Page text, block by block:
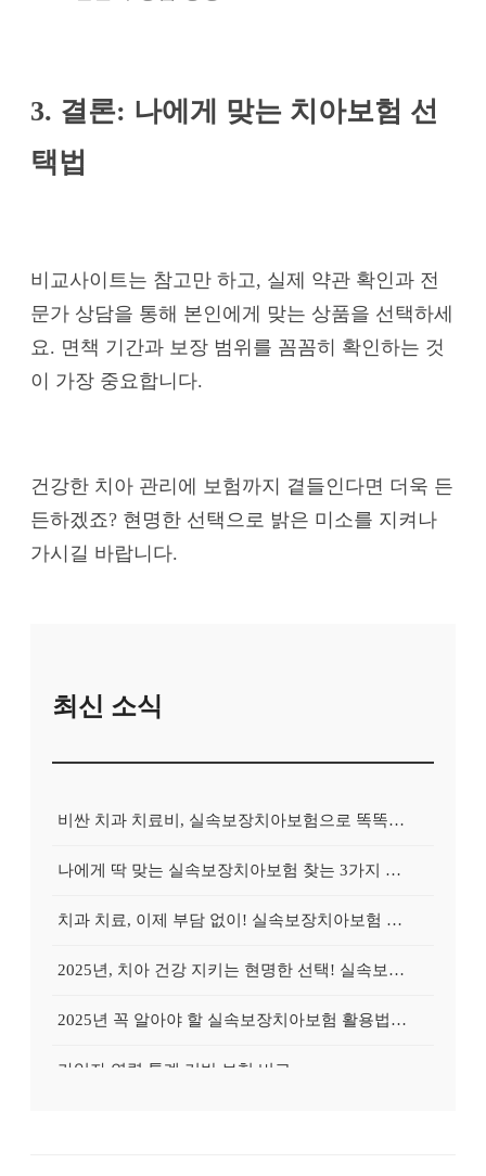
3. 결론: 나에게 맞는 치아보험 선
택법
비교사이트는 참고만 하고, 실제 약관 확인과 전
문가 상담을 통해 본인에게 맞는 상품을 선택하세
요. 면책 기간과 보장 범위를 꼼꼼히 확인하는 것
이 가장 중요합니다.
건강한 치아 관리에 보험까지 곁들인다면 더욱 든
든하겠죠? 현명한 선택으로 밝은 미소를 지켜나
가시길 바랍니다.
최신 소식
비싼 치과 치료비, 실속보장치아보험으로 똑똑하게 대비하는 방법
나에게 딱 맞는 실속보장치아보험 찾는 3가지 핵심 질문
치과 치료, 이제 부담 없이! 실속보장치아보험 가입 전략
2025년, 치아 건강 지키는 현명한 선택! 실속보장치아보험 가이드
2025년 꼭 알아야 할 실속보장치아보험 활용법: 숨겨진 혜택 찾기
가입자 연령 통계 기반 보험 비교